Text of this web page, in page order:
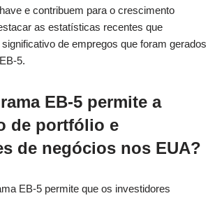
e contribuem para o crescimento
as estatísticas recentes que
de empregos que foram gerados
5.
EB-5 permite a
de portfólio e
de negócios nos EUA?
EB-5 permite que os investidores